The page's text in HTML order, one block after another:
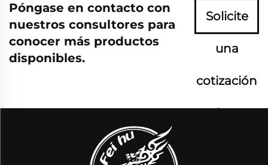
Póngase en contacto con
nuestros consultores para
conocer más productos
disponibles.
Solicite
una
cotización
ahora